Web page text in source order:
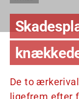
De to
ligefrem efter